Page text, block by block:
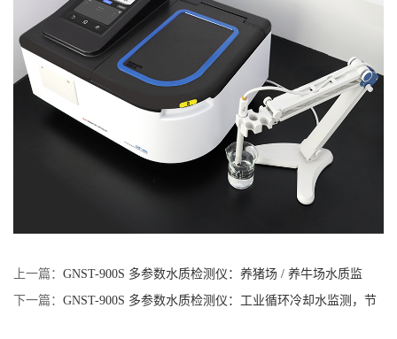
上一篇： GNST-900S 多参数水质检测仪：养猪场 / 养牛场水质监
测，降低养殖风险
下一篇： GNST-900S 多参数水质检测仪：工业循环冷却水监测，节